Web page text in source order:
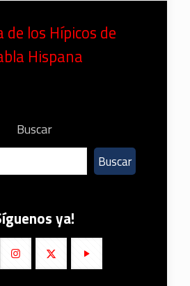
de los Hípicos de
Hispana
Buscar
Buscar
ya!